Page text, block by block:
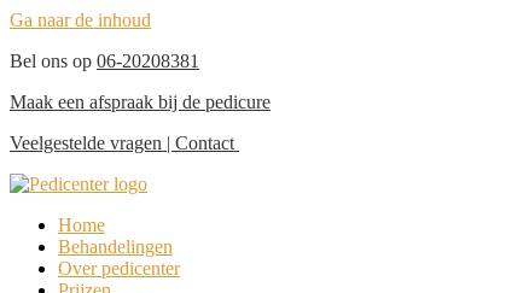
Ga naar de inhoud
Bel ons op 06-20208381
Maak een afspraak bij de pedicure
Veelgestelde vragen | Contact
Home
Behandelingen
Over pedicenter